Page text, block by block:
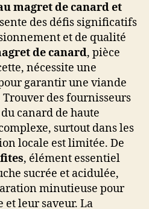
magret de canard et
des défis significatifs
et de qualité
de canard, pièce
nécessite une
garantir une viande
des fournisseurs
canard de haute
surtout dans les
locale est limitée. De
, élément essentiel
sucrée et acidulée,
minutieuse pour
leur saveur. La